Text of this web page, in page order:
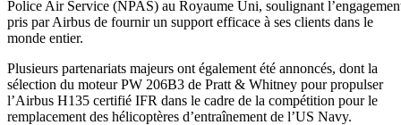
Police Air Service (NPAS) au Royaume Uni, soulignant
pris par Airbus de fournir un support efficace à ses clients dans le
monde entier.
Plusieurs partenariats majeurs ont également été annoncés, dont la
sélection du moteur PW 206B3 de Pratt & Whitney pour propulser
l’Airbus H135 certifié IFR dans le cadre de la compétition pour le
remplacement des hélicoptères d’entraînement de l’US Navy.